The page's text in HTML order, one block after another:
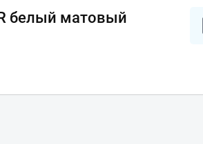
белый матовый